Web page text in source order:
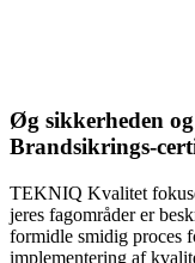
Øg sikkerheden
Brandsikrings-
TEKNIQ Kvalitet
jeres fagområder er
formidle smidig proces
implementering af